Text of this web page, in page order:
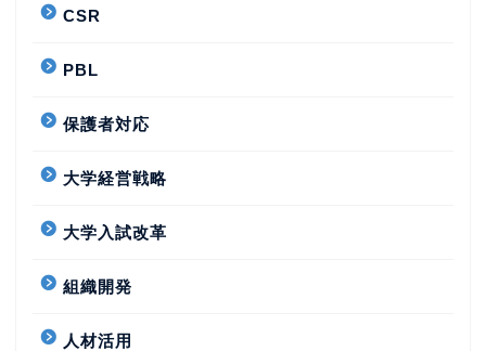
CSR
PBL
保護者対応
大学経営戦略
大学入試改革
組織開発
人材活用